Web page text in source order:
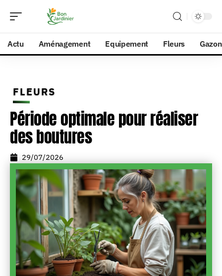
Actu Aménagement Equipement Fleurs Gazon
FLEURS
Période optimale pour réaliser
des boutures
29/07/2026